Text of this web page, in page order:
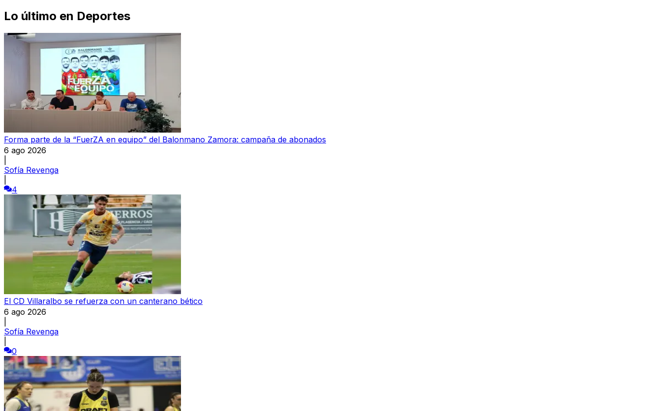
Lo último en Deportes
Forma parte de la “FuerZA en equipo” del Balonmano Zamora: campaña de abonados
6 ago 2026
Sofía Revenga
4
El CD Villaralbo se refuerza con un canterano bético
6 ago 2026
Sofía Revenga
0